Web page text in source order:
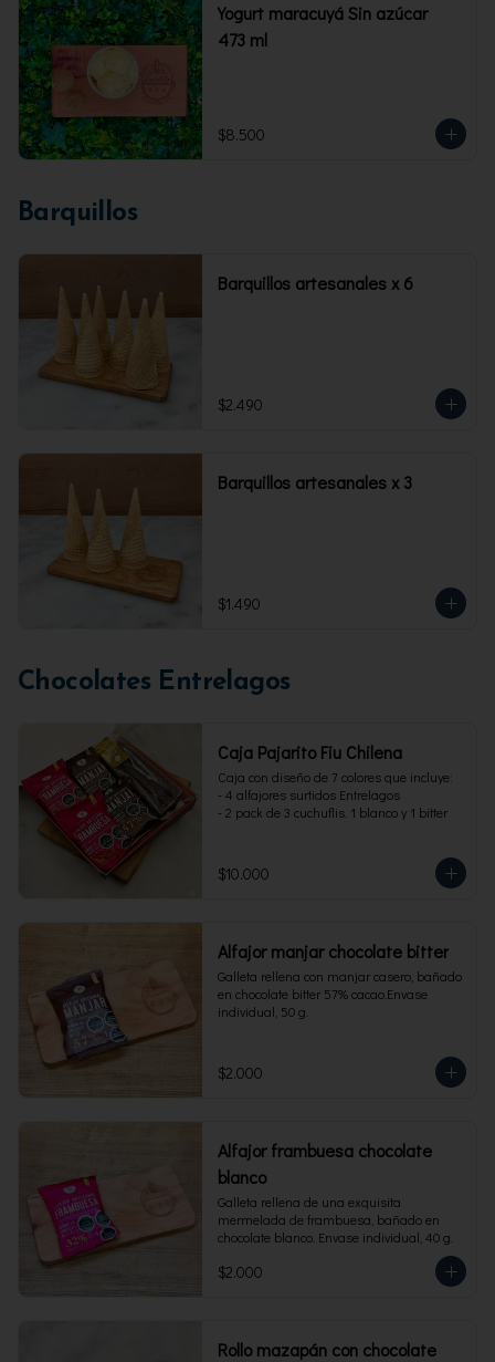
Yogurt maracuyá Sin azúcar
473 ml
$8.500
Barquillos
Barquillos artesanales x 6
$2.490
Barquillos artesanales x 3
$1.490
Chocolates Entrelagos
Caja Pajarito Fiu Chilena
Caja con diseño de 7 colores que incluye:
- 4 alfajores surtidos Entrelagos
- 2 pack de 3 cuchuflis. 1 blanco y 1 bitter
$10.000
Alfajor manjar chocolate bitter
Galleta rellena con manjar casero, bañado
en chocolate bitter 57% cacao.Envase
individual, 50 g.
$2.000
Alfajor frambuesa chocolate
blanco
Galleta rellena de una exquisita
mermelada de frambuesa, bañado en
chocolate blanco. Envase individual, 40 g.
$2.000
Rollo mazapán con chocolate